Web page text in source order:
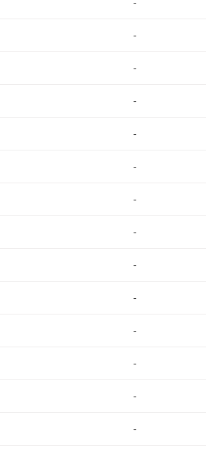
-
-
-
-
-
-
-
-
-
-
-
-
-
-